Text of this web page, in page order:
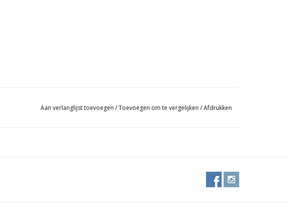
Aan verlanglijst toevoegen /Toevoegen om te vergelijken /Afdrukken